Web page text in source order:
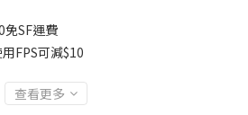
免SF運費
FPS可減$10
查看更多